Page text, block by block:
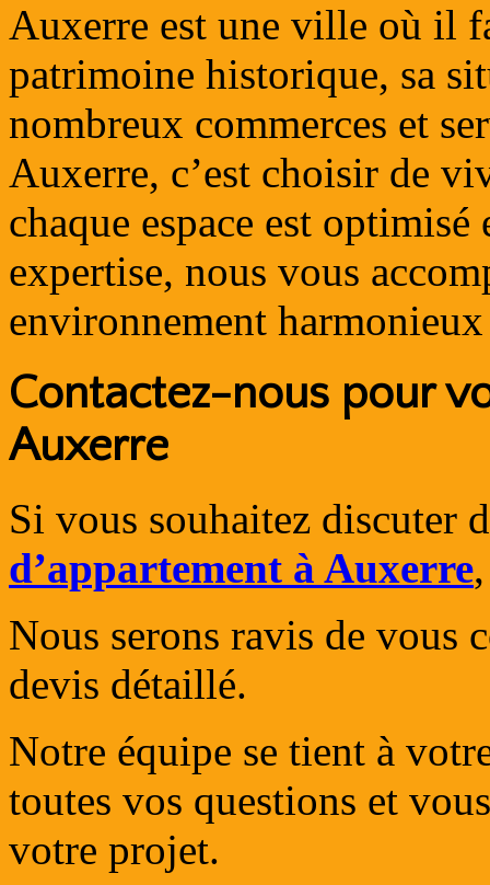
Auxerre est une ville où il
patrimoine historique, sa
nombreux commerces et
Auxerre, c’est choisir de
chaque espace est
expertise, nous vous
environnement
Contactez-nous pour
Auxerre
Si vous souhaitez discuter
d’appartement à Auxerre
Nous serons ravis de vous
devis détaillé.
Notre équipe se tient à
toutes vos questions et
votre projet.